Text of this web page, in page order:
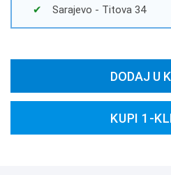
Sarajevo - Titova 34
DODAJ U
KUPI 1-